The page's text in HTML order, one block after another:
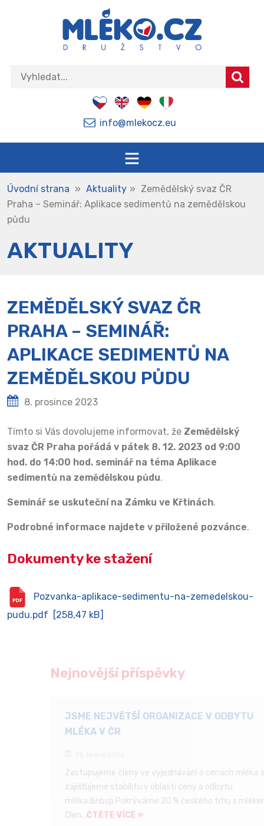
info@mlekocz.eu
Úvodní strana » Aktuality » Zemědělský svaz ČR
Praha – Seminář: Aplikace sedimentů na zemědělskou
půdu
AKTUALITY
ZEMĚDĚLSKÝ SVAZ ČR
PRAHA – SEMINÁŘ:
APLIKACE SEDIMENTŮ NA
ZEMĚDĚLSKOU PŮDU
8. prosince 2023
Tímto si Vás dovolujeme informovat, že Zemědělský
svaz ČR Praha pořádá v pátek 8. 12. 2023 od 9:00
hod. do 14:00 hod. seminář na téma Aplikace
sedimentů na zemědělskou půdu.
Seminář se uskuteční na Zámku ve Křtinách.
Podrobné informace najdete v přiložené pozvánce.
Dokumenty ke stažení
Pozvanka-aplikace-sedimentu-na-zemedelskou-
pudu.pdf [258,47 kB]
Nejnovější příspěvky
JSME NEJVĚTŠÍ ORGANIZACE V ODBYTU
MLÉKA V ČR
Zastupujeme členy ve vyjednávání o cenách mléka a
zajišťujeme stabilitu v oblasti ceny a odbytu
mléka.&nbsp;Pokrýváme 20 % českého trhu s mlékem.
Člen...ČTĚTE VÍCE »